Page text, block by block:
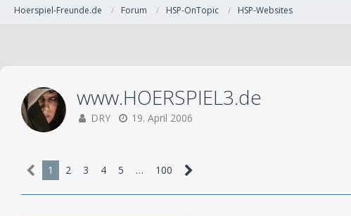
Hoerspiel-Freunde.de Forum HSP-OnTopic HSP-Websites
www.HOERSPIEL3.de
DRY 19. April 2006
1 2 3 4 5 … 100